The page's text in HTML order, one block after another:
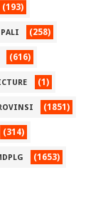
(193)
PALI (258)
(616)
(1)
(1851)
(314)
(1653)